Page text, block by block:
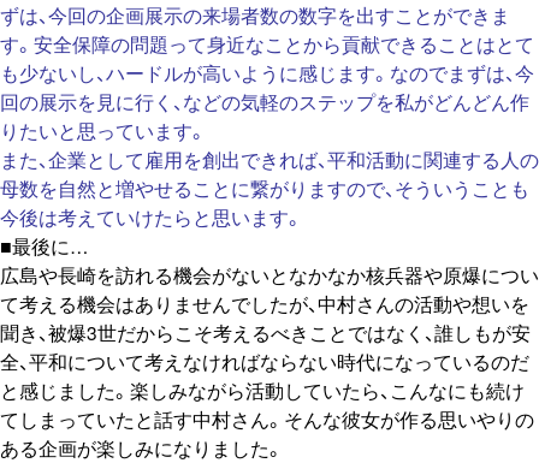
ずは、今回の企画展示の来場者数の数字を出すことができま
す。安全保障の問題って身近なことから貢献できることはとて
も少ないし、ハードルが高いように感じます。なのでまずは、今
回の展示を見に行く、などの気軽のステップを私がどんどん作
りたいと思っています。
また、企業として雇用を創出できれば、平和活動に関連する人の
母数を自然と増やせることに繋がりますので、そういうことも
今後は考えていけたらと思います。
■最後に…
広島や長崎を訪れる機会がないとなかなか核兵器や原爆につい
て考える機会はありませんでしたが、中村さんの活動や想いを
聞き、被爆3世だからこそ考えるべきことではなく、誰しもが安
全、平和について考えなければならない時代になっているのだ
と感じました。楽しみながら活動していたら、こんなにも続け
てしまっていたと話す中村さん。そんな彼女が作る思いやりの
ある企画が楽しみになりました。